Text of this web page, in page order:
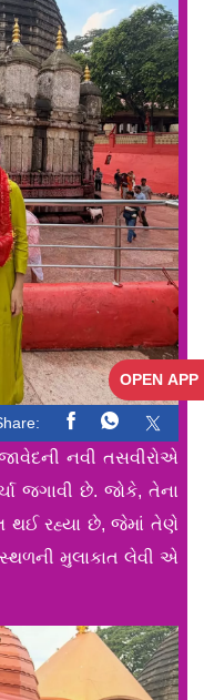
OPEN APP
જાવેદની નવી તસવીરોએ
જગાવી છે. જોકે, તેના
થઈ રહ્યા છે, જેમાં તેણે
સ્થળની મુલાકાત લેવી એ